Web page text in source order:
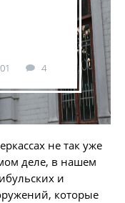
4
не так уже
деле, в нашем
и
которые